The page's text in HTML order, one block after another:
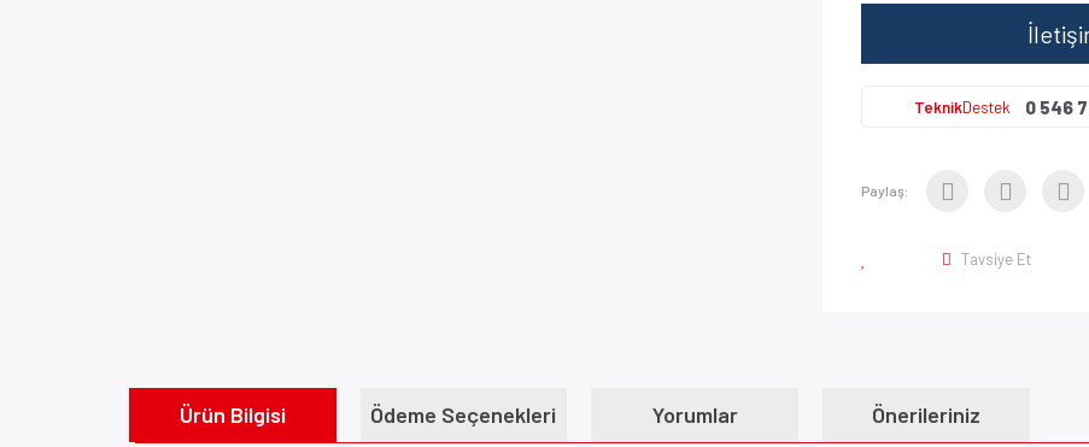
TeknikDestek 0 546
Paylaş:
Tavsiye Et
Ürün Bilgisi Ödeme Seçenekleri Yorumlar Önerileriniz